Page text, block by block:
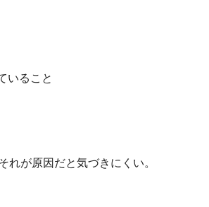
いること
れが原因だと気づきにくい。